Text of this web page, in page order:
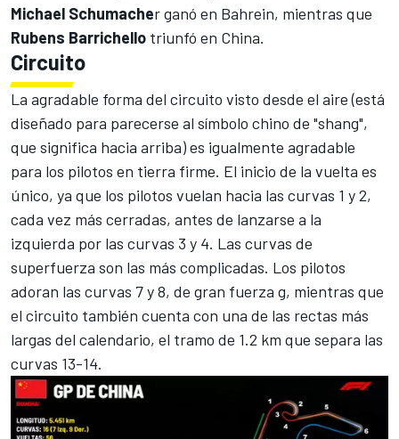
Michael Schumacher ganó en Bahrein, mientras que
Rubens Barrichello triunfó en China.
Circuito
La agradable forma del circuito visto desde el aire (está
diseñado para parecerse al símbolo chino de "shang",
que significa hacia arriba) es igualmente agradable
para los pilotos en tierra firme. El inicio de la vuelta es
único, ya que los pilotos vuelan hacia las curvas 1 y 2,
cada vez más cerradas, antes de lanzarse a la
izquierda por las curvas 3 y 4. Las curvas de
superfuerza son las más complicadas. Los pilotos
adoran las curvas 7 y 8, de gran fuerza g, mientras que
el circuito también cuenta con una de las rectas más
largas del calendario, el tramo de 1.2 km que separa las
curvas 13-14.